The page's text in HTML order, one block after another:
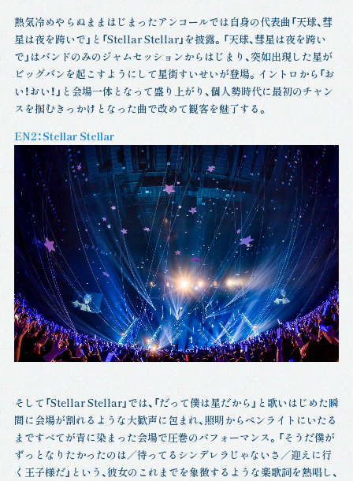
熱気冷めやらぬままはじまったアンコールでは自身の代表曲「天球、彗
星は夜を跨いで」と「Stellar Stellar」を披露。「天球、彗星は夜を跨い
で」はバンドのみのジャムセッションからはじまり、突如出現した星が
ビッグバンを起こすようにして星街すいせいが登場。イントロから「お
い！おい！」と会場一体となって盛り上がり、個人勢時代に最初のチャン
スを掴むきっかけとなった曲で改めて観客を魅了する。
EN2：Stellar Stellar
そして「Stellar Stellar」では、「だって僕は星だから」と歌いはじめた瞬
間に会場が割れるような大歓声に包まれ、照明からペンライトにいたる
まですべてが青に染まった会場で圧巻のパフォーマンス。「そうだ僕が
ずっとなりたかったのは／待ってるシンデレラじゃないさ／迎えに行
く王子様だ」という、彼女のこれまでを象徴するような楽歌詞を熱唱し、